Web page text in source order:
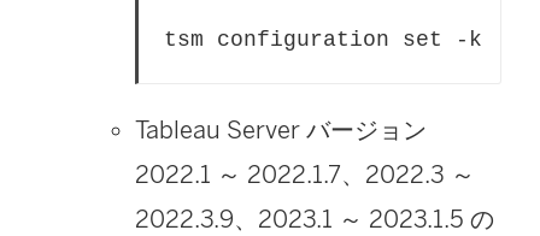
tsm configuration set -k
Tableau Server バージョン
2022.1 ～ 2022.1.7、2022.3 ～
2022.3.9、2023.1 ～ 2023.1.5 の